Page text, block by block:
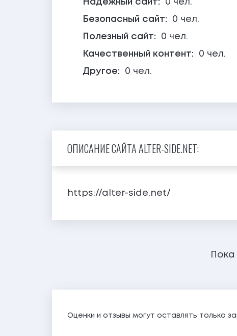
Надежный сайт: 0 чел.
Безопасный сайт: 0 чел.
Полезный сайт: 0 чел.
Качественный контент: 0 чел.
Другое: 0 чел.
ОПИСАНИЕ САЙТА ALTER-SIDE.NET:
https://alter-side.net/
Оценки и отзывы могут оставлять только